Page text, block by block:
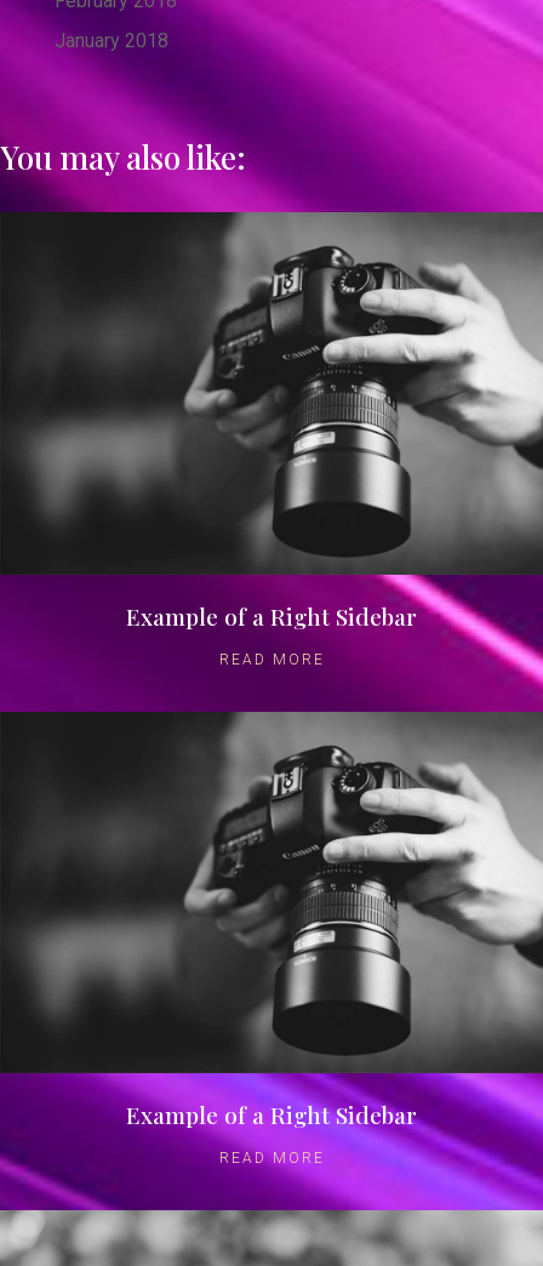
January 2018
You may also like:
Example of a Right Sidebar
READ MORE
Example of a Right Sidebar
READ MORE